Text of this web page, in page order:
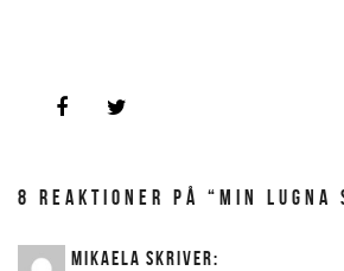
8 REAKTIONER PÅ “MIN LUGNA
MIKAELA SKRIVER: